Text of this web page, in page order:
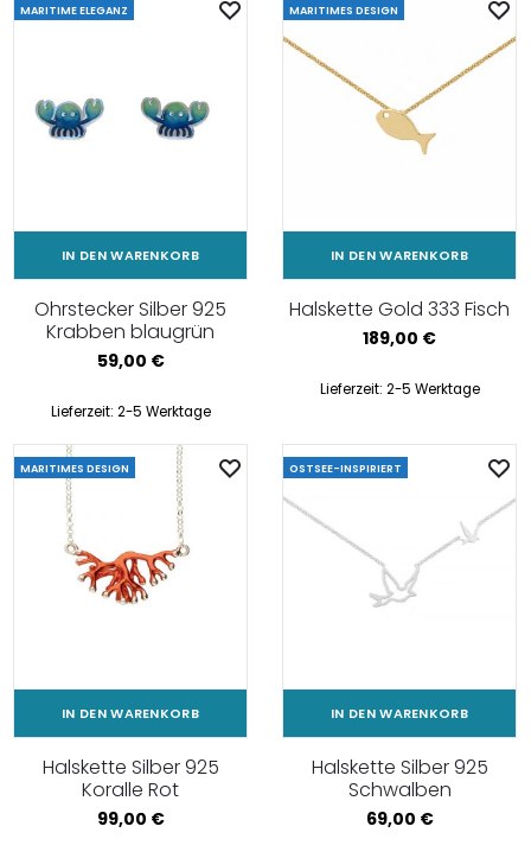
MARITIME ELEGANZ
IN DEN WARENKORB
Ohrstecker Silber 925
Krabben blaugrün
59,00 €
Lieferzeit: 2-5 Werktage
MARITIMES DESIGN
IN DEN WARENKORB
Halskette Gold 333 Fisch
189,00 €
Lieferzeit: 2-5 Werktage
MARITIMES DESIGN
IN DEN WARENKORB
Halskette Silber 925
Koralle Rot
99,00 €
OSTSEE-INSPIRIERT
IN DEN WARENKORB
Halskette Silber 925
Schwalben
69,00 €